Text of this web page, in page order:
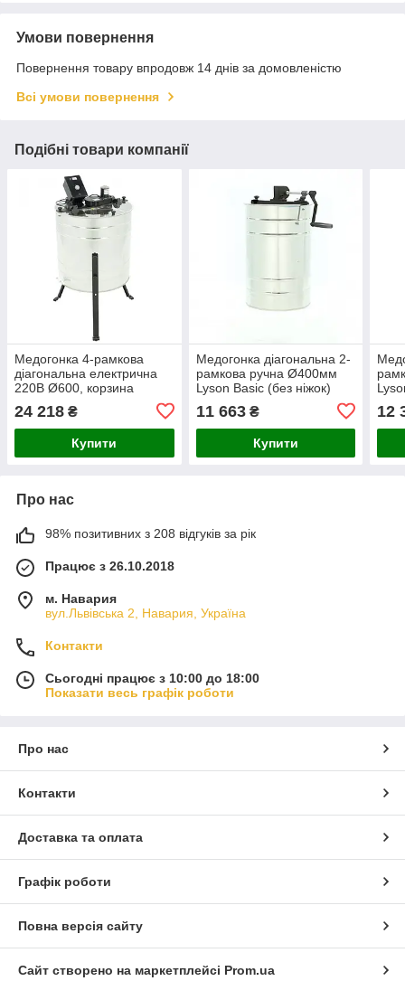
Умови повернення
Повернення товару впродовж 14 днів за домовленістю
Всі умови повернення
Подібні товари компанії
Медогонка 4-рамкова
діагональна електрична
220В Ø600, корзина
24 218 ₴
Купити
Медогонка діагональна 2-
рамкова ручна Ø400мм
Lyson Basic (без ніжок)
11 663₴
Купити
12
Про нас
98% позитивних з 208 відгуків за рік
Працює з 26.10.2018
м. Навария
вул.Львівська 2, Навария, Україна
Контакти
Сьогодні працює з 10:00 до 18:00
Показати весь графік роботи
Про нас
Контакти
Доставка та оплата
Графік роботи
Повна версія сайту
Сайт створено на маркетплейсі Prom.ua